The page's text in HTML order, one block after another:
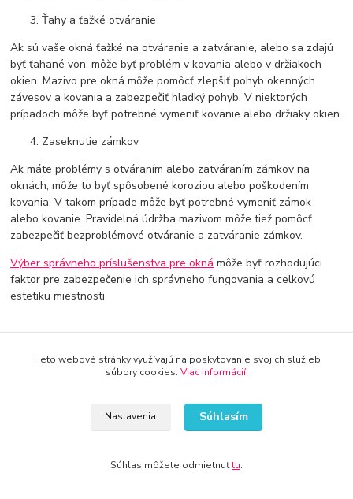
Ťahy a ťažké otváranie
Ak sú vaše okná ťažké na otváranie a zatváranie, alebo sa zdajú
byť ťahané von, môže byť problém v kovania alebo v držiakoch
okien. Mazivo pre okná môže pomôcť zlepšiť pohyb okenných
závesov a kovania a zabezpečiť hladký pohyb. V niektorých
prípadoch môže byť potrebné vymeniť kovanie alebo držiaky okien.
Zaseknutie zámkov
Ak máte problémy s otváraním alebo zatváraním zámkov na
oknách, môže to byť spôsobené koroziou alebo poškodením
kovania. V takom prípade môže byť potrebné vymeniť zámok
alebo kovanie. Pravidelná údržba mazivom môže tiež pomôcť
zabezpečiť bezproblémové otváranie a zatváranie zámkov.
Výber správneho príslušenstva pre okná môže byť rozhodujúci
faktor pre zabezpečenie ich správneho fungovania a celkovú
estetiku miestnosti.
Doprava od 30€ zadarmo
8 rokov na trhu
Tieto webové stránky využívajú na poskytovanie svojich služieb
súbory cookies. Viac informácií.
Nastavenia Súhlasím
Súhlas môžete odmietnuťtu.